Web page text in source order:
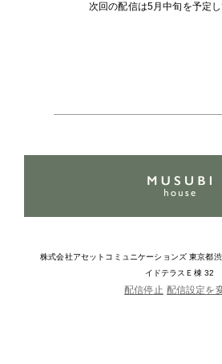
次回の配信は5月中旬を予定し
株式会社アセットコミュニケーションズ 東京都
イドテラスＥ棟 32
配信停止 配信設定を